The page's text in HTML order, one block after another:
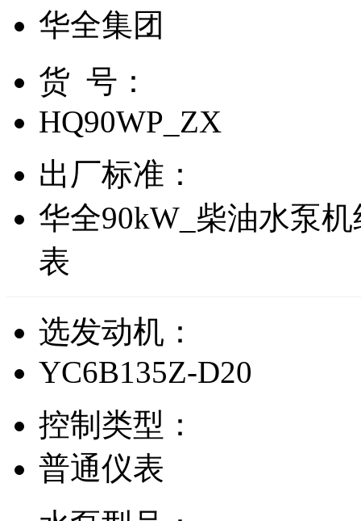
华全集团
货 号：
HQ90WP_ZX
出厂标准：
华全90kW_柴油水泵
表
选发动机：
YC6B135Z-D20
控制类型：
普通仪表